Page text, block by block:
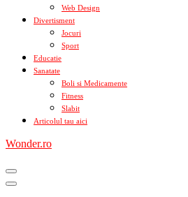
Web Design
Divertisment
Jocuri
Sport
Educatie
Sanatate
Boli si Medicamente
Fitness
Slabit
Articolul tau aici
Wonder.ro